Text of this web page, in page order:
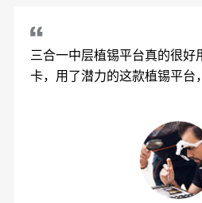
三合一中层植锡平台真的很好
卡，用了潜力的这款植锡平台